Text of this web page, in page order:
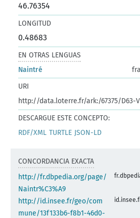
46.76354
LONGITUD
0.48683
EN OTRAS LENGUAS
Naintré
URI
http://data.loterre.fr/ark:/67375/D63-
DESCARGUE ESTE CONCEPTO:
RDF/XML TURTLE JSON-LD
CONCORDANCIA EXACTA
http://fr.dbpedia.org/page/
Naintr%C3%A9
http://id.insee.fr/geo/com
mune/13f133b6-f8b1-46d0-